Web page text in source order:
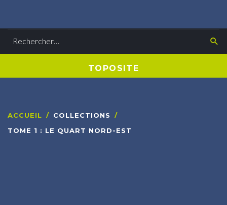
Rechercher
TO PO SIT E
ACCUEIL / COLLECTIONS
/
TOME 1 : LE QUART NORD-EST